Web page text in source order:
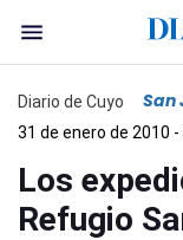
Diario de Cuyo San
31 de enero de 2010 -
Los
Refugio